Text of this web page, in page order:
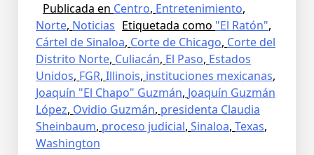
Publicada en Centro, Entretenimiento,
Norte, Noticias Etiquetada como "El Ratón",
Cártel de Sinaloa, Corte de Chicago, Corte del
Distrito Norte, Culiacán, El Paso, Estados
Unidos, FGR, Illinois, instituciones mexicanas,
Joaquín "El Chapo" Guzmán, Joaquín Guzmán
López, Ovidio Guzmán, presidenta Claudia
Sheinbaum, proceso judicial, Sinaloa, Texas,
Washington